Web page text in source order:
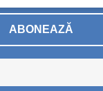
ABONEAZĂ